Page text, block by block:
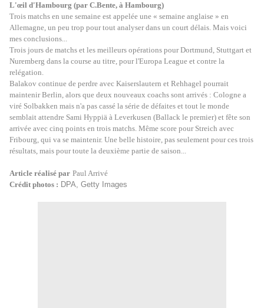
L'œil d'Hambourg (par C.Bente, à Hambourg)
Trois matchs en une semaine est appelée une « semaine anglaise » en
Allemagne, un peu trop pour tout analyser dans un court délais. Mais voici
mes conclusions...
Trois jours de matchs et les meilleurs opérations pour Dortmund, Stuttgart et
Nuremberg dans la course au titre, pour l'Europa League et contre la
relégation.
Balakov continue de perdre avec Kaiserslautern et Rehhagel pourrait
maintenir Berlin, alors que deux nouveaux coachs sont arrivés : Cologne a
viré Solbakken mais n'a pas cassé la série de défaites et tout le monde
semblait attendre Sami Hyppiä à Leverkusen (Ballack le premier) et fête son
arrivée avec cinq points en trois matchs. Même score pour Streich avec
Fribourg, qui va se maintenir. Une belle histoire, pas seulement pour ces trois
résultats, mais pour toute la deuxième partie de saison...
Article réalisé par Paul Arrivé
Crédit photos : DPA, Getty Images